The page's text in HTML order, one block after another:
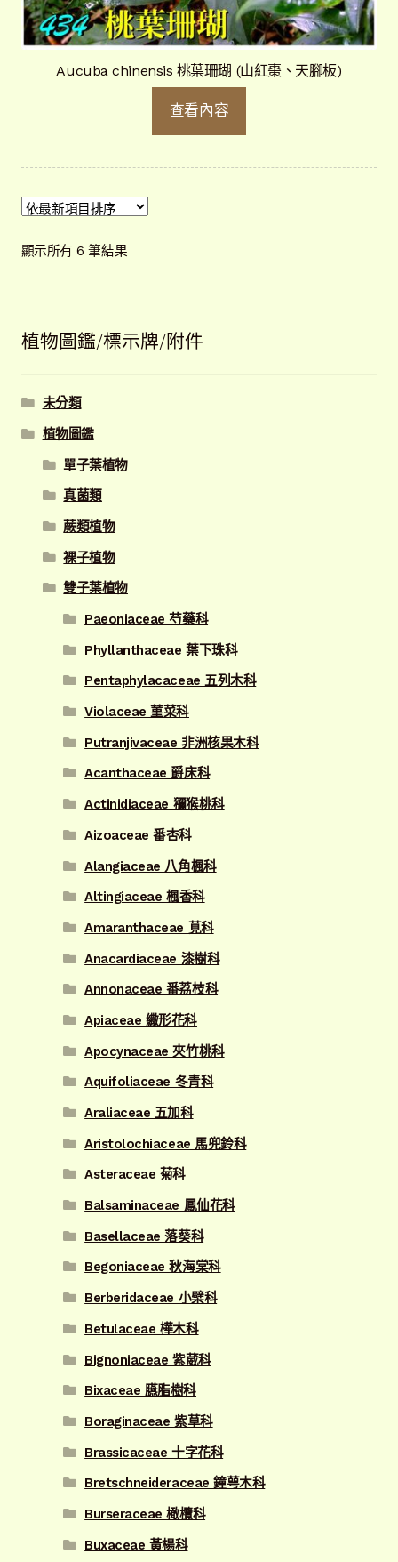
Aucuba chinensis 桃葉珊瑚 (山紅棗、天腳板)
查看內容
顯示所有 6 筆結果依
目
排
植物圖鑑/標示牌/附件
未分類
植物圖鑑
單子葉植物
真菌類
蕨類植物
裸子植物
雙子葉植物
Paeoniaceae 芍藥科
Phyllanthaceae 葉下珠科
Pentaphylacaceae 五列木科
Violaceae 菫菜科
Putranjivaceae 非洲核果木科
Acanthaceae 爵床科
Actinidiaceae 獼猴桃科
Aizoaceae 番杏科
Alangiaceae 八角楓科
Altingiaceae 楓香科
Amaranthaceae 莧科
Anacardiaceae 漆樹科
Annonaceae 番荔枝科
Apiaceae 繖形花科
Apocynaceae 夾竹桃科
Aquifoliaceae 冬青科
Araliaceae 五加科
Aristolochiaceae 馬兜鈴科
Asteraceae 菊科
Balsaminaceae 鳳仙花科
Basellaceae 落葵科
Begoniaceae 秋海棠科
Berberidaceae 小檗科
Betulaceae 樺木科
Bignoniaceae 紫葳科
Bixaceae 臙脂樹科
Boraginaceae 紫草科
Brassicaceae 十字花科
Bretschneideraceae 鐘萼木科
Burseraceae 橄欖科
Buxaceae 黃楊科